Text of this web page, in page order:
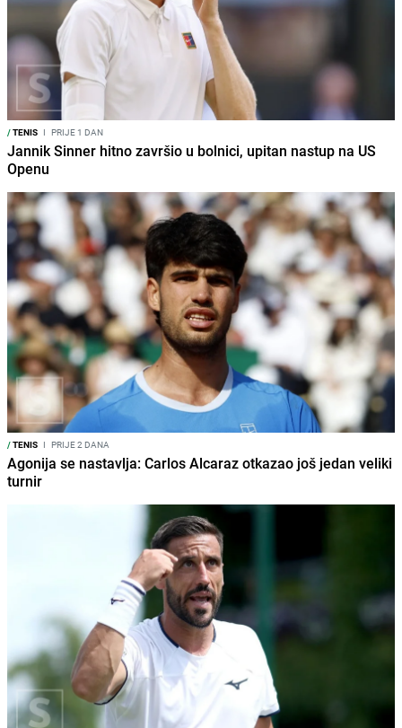
/TENIS I PRIJE 1 DAN
Jannik Sinner hitno završio u bolnici, upitan nastup na US
Openu
/TENIS I PRIJE 2 DANA
Agonija se nastavlja: Carlos Alcaraz otkazao još jedan veliki
turnir